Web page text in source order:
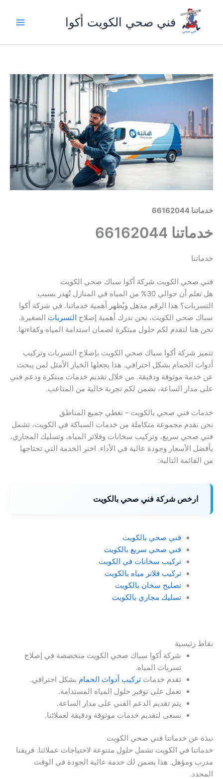
المحتوى
فني صحي الكويت أكوا
خدماتنا 66162044
خدماتنا 66162044
خدماتنا
فني صحي الكويت شركة أكوا سباك صحي الكويت
هل تعلم أن حوالي 30% من المياه في المنازل تُهدر بسبب
التسربات؟ هذا الرقم مذهل ويُظهر أهمية خدماتنا. في شركة أكوا
سباك صحي الكويت، نحن ندرك أهمية إصلاح التسربات الصغيرة.
نحن هنا لنقدم لكم حلول مبتكرة لضمان استدامة المياه وكفاءتها.
تتميز شركة أكوا سباك صحي الكويت بإصلاح التسربات وتركيب
أدوات الحمام بشكل احترافي. هذا يجعلها الخيار الأمثل لمن يبحث
عن خدمة موثوقة ودقيقة. من خلال تقديم خدمات مبتكرة ودعم فني
على مدار الساعة، نضمن لكم تجربة خالية من المتاعب.
خدمات فني صحي بالكويت – نغطي جميع المناطق
نحن نقدم مجموعة متكاملة من خدمات السباكة في الكويت، تشمل
فني صحي سريع، وتركيب سخانات وفلاتر المياه، وتسليك المجاري،
بأفضل الأسعار وجودة عالية في الأداء. اختر الخدمة التي تحتاجها
من القائمة التالية:
ارخص شركة فني صحي بالكويت
فني صحي بالكويت
فني صحي سريع بالكويت
تركيب سخانات في الكويت
تركيب فلاتر مياه بالكويت
تصليح سخان بالكويت
تسليك مجاري بالكويت
نقاط رئيسية
شركة أكوا سباك صحي الكويت متخصصة في إصلاح
تسربات المياه.
تقدم خدمات تركيب أدوات الحمام بشكل احترافي.
تعمل على توفير حلول المياه المستدامة.
يتم تقديم الدعم الفني على مدار الساعة.
نسعى لتقديم خدمات موثوقة ودقيقة لعملائنا.
نبذة عن خدماتنا فني صحي الكويت
خدماتنا في الكويت تشمل حلول متنوعة لاحتياجات عملائنا. فريقنا
مدرب ومؤهل. هذا يضمن لك خدمة عالية الجودة في الوقت
المحدد.